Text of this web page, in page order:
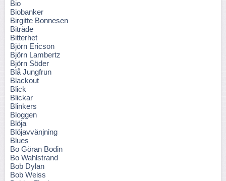
Bio
Biobanker
Birgitte Bonnesen
Biträde
Bitterhet
Björn Ericson
Björn Lambertz
Björn Söder
Blå Jungfrun
Blackout
Blick
Blickar
Blinkers
Bloggen
Blöja
Blöjavvänjning
Blues
Bo Göran Bodin
Bo Wahlstrand
Bob Dylan
Bob Weiss